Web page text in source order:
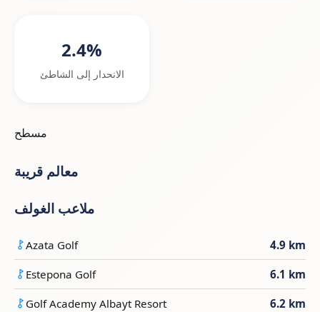
2.4%
الانحدار إلى الشاطئ
مسطح
معالم قريبة
ملاعب الغولف
Azata Golf 4.9 km
Estepona Golf 6.1 km
Golf Academy Albayt Resort 6.2 km